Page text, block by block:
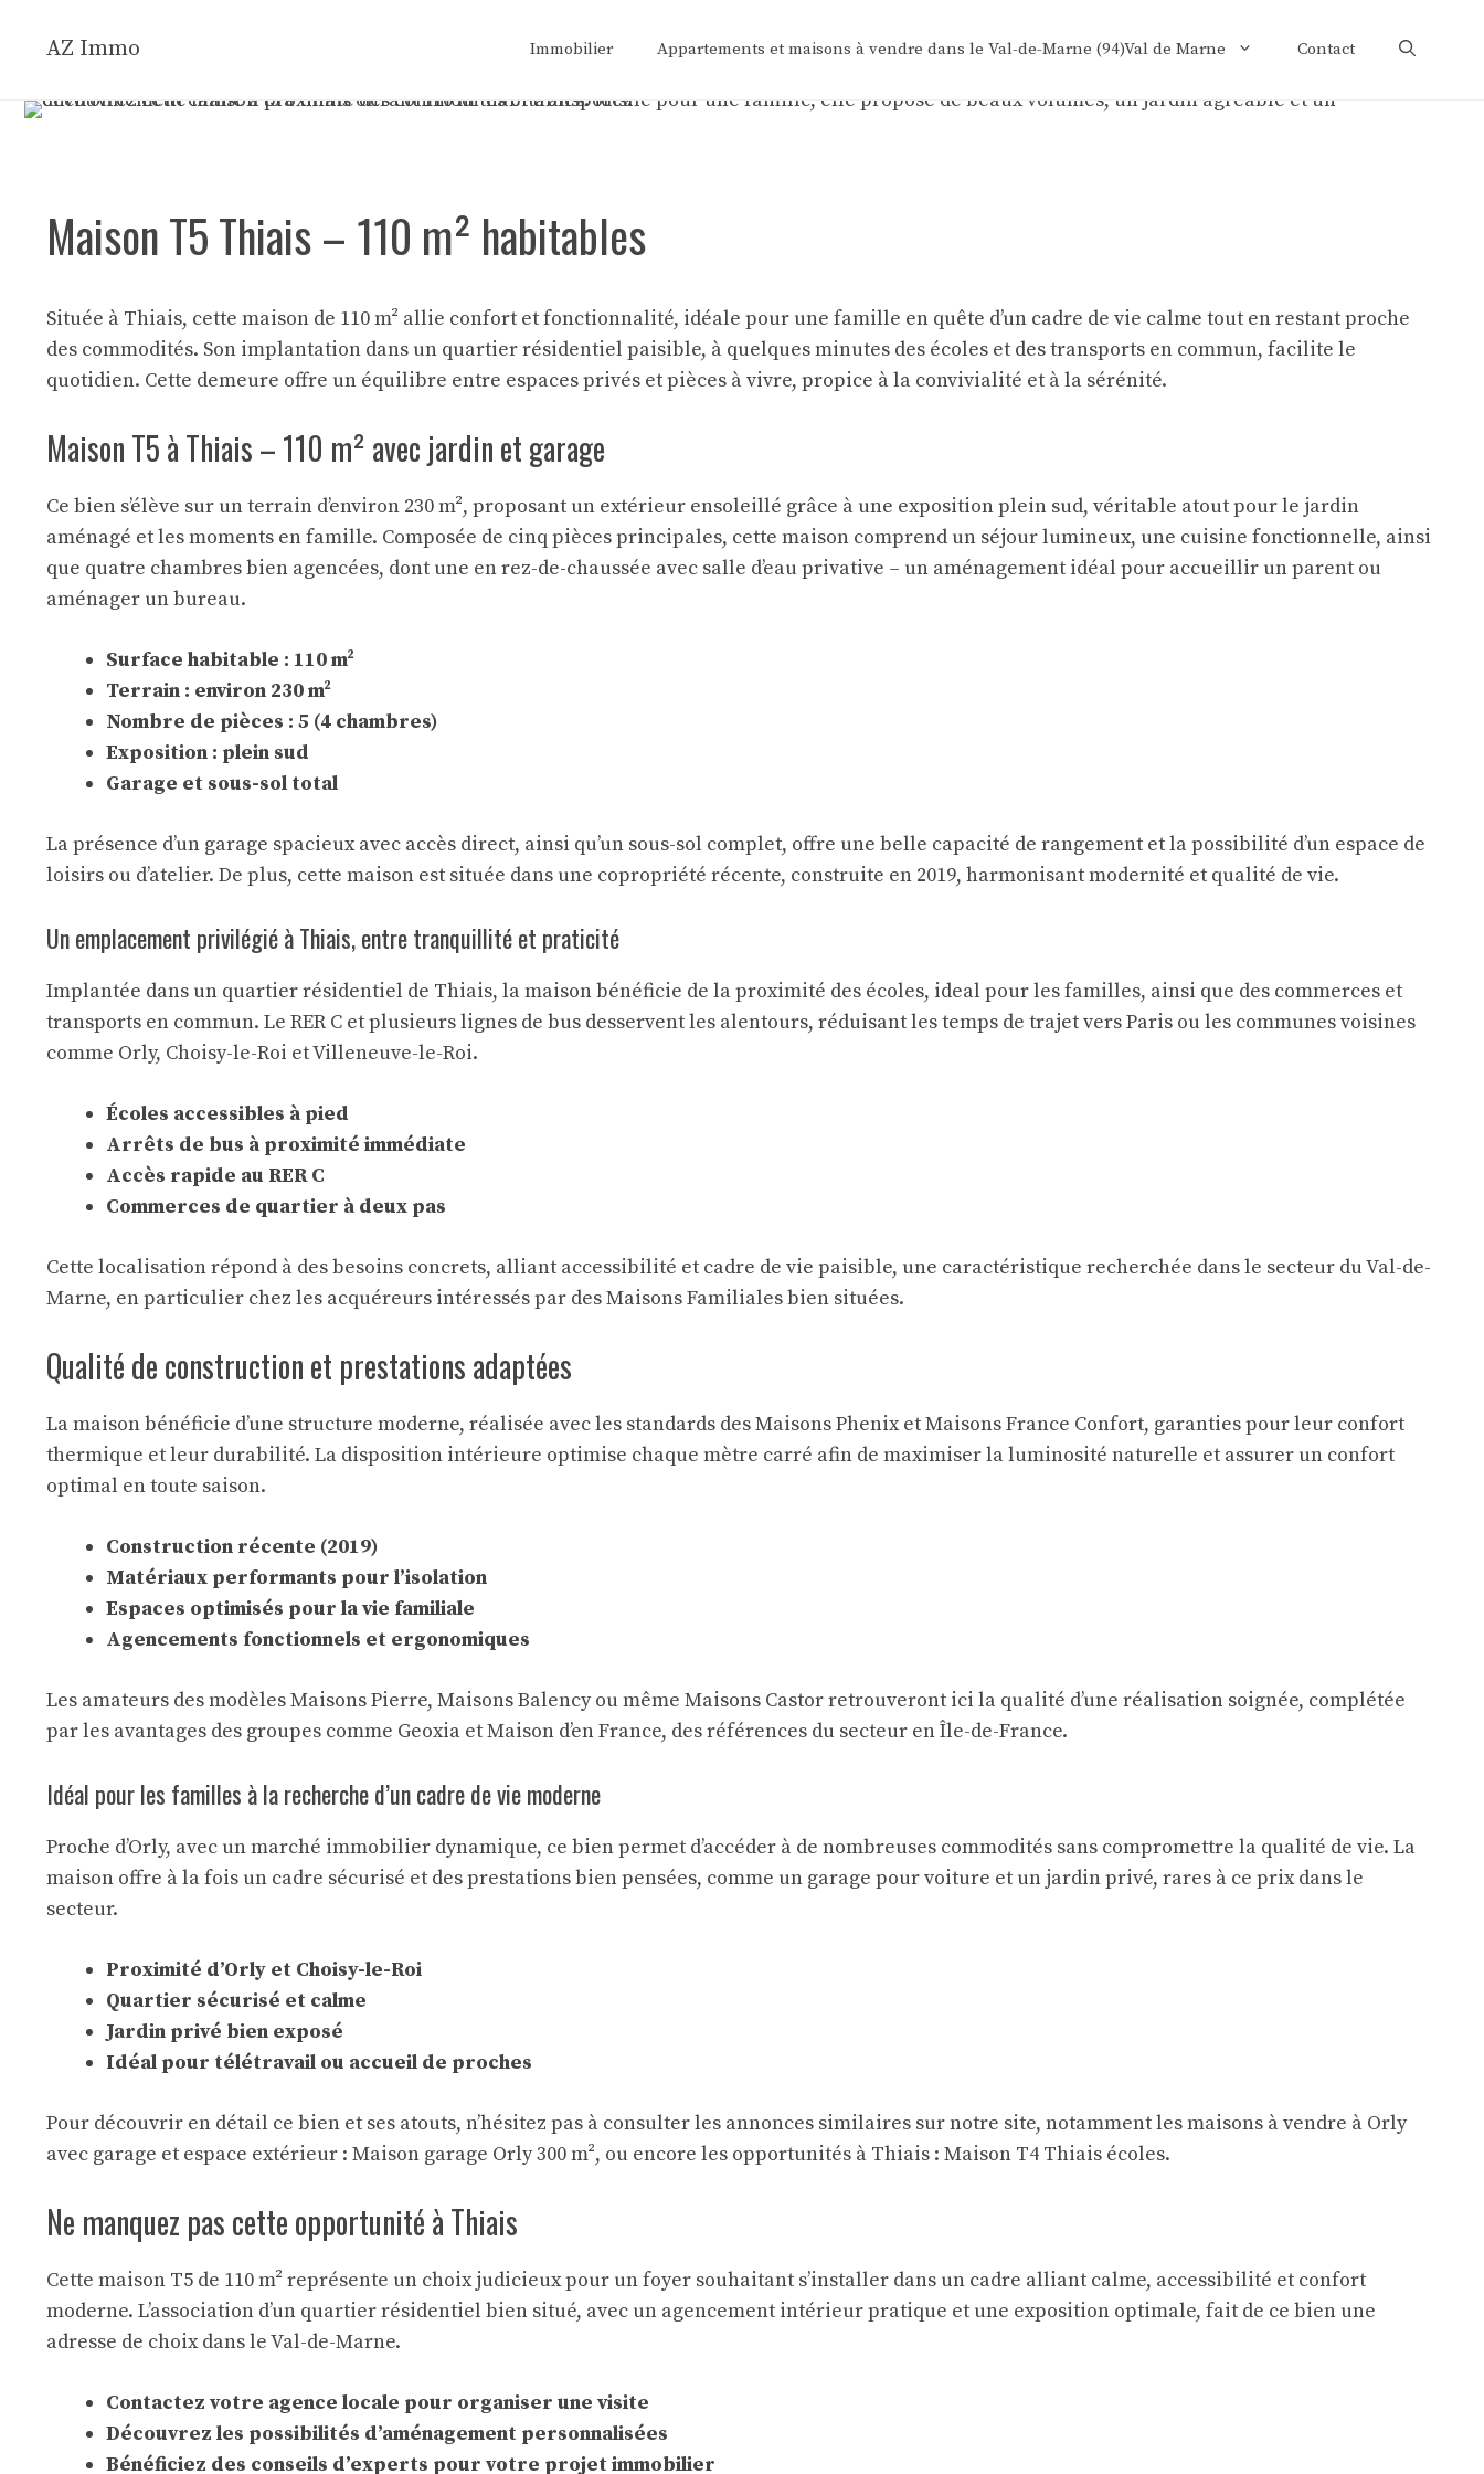
AZ Immo Immobilier Appartements et maisons à vendre dans le Val-de-Marne (94)Val de Marne Contact
Maison T5 Thiais – 110 m² habitables
Située à Thiais, cette maison de 110 m² allie confort et fonctionnalité, idéale pour une famille en quête d’un cadre de vie calme tout en restant proche
des commodités. Son implantation dans un quartier résidentiel paisible, à quelques minutes des écoles et des transports en commun, facilite le
quotidien. Cette demeure offre un équilibre entre espaces privés et pièces à vivre, propice à la convivialité et à la sérénité.
Maison T5 à Thiais – 110 m² avec jardin et garage
Ce bien s’élève sur un terrain d’environ 230 m², proposant un extérieur ensoleillé grâce à une exposition plein sud, véritable atout pour le jardin
aménagé et les moments en famille. Composée de cinq pièces principales, cette maison comprend un séjour lumineux, une cuisine fonctionnelle, ainsi
que quatre chambres bien agencées, dont une en rez-de-chaussée avec salle d’eau privative – un aménagement idéal pour accueillir un parent ou
aménager un bureau.
Surface habitable : 110 m²
Terrain : environ 230 m²
Nombre de pièces : 5 (4 chambres)
Exposition : plein sud
Garage et sous-sol total
La présence d’un garage spacieux avec accès direct, ainsi qu’un sous-sol complet, offre une belle capacité de rangement et la possibilité d’un espace de
loisirs ou d’atelier. De plus, cette maison est située dans une copropriété récente, construite en 2019, harmonisant modernité et qualité de vie.
Un emplacement privilégié à Thiais, entre tranquillité et praticité
Implantée dans un quartier résidentiel de Thiais, la maison bénéficie de la proximité des écoles, ideal pour les familles, ainsi que des commerces et
transports en commun. Le RER C et plusieurs lignes de bus desservent les alentours, réduisant les temps de trajet vers Paris ou les communes voisines
comme Orly, Choisy-le-Roi et Villeneuve-le-Roi.
Écoles accessibles à pied
Arrêts de bus à proximité immédiate
Accès rapide au RER C
Commerces de quartier à deux pas
Cette localisation répond à des besoins concrets, alliant accessibilité et cadre de vie paisible, une caractéristique recherchée dans le secteur du Val-de-
Marne, en particulier chez les acquéreurs intéressés par des Maisons Familiales bien situées.
Qualité de construction et prestations adaptées
La maison bénéficie d’une structure moderne, réalisée avec les standards des Maisons Phenix et Maisons France Confort, garanties pour leur confort
thermique et leur durabilité. La disposition intérieure optimise chaque mètre carré afin de maximiser la luminosité naturelle et assurer un confort
optimal en toute saison.
Construction récente (2019)
Matériaux performants pour l’isolation
Espaces optimisés pour la vie familiale
Agencements fonctionnels et ergonomiques
Les amateurs des modèles Maisons Pierre, Maisons Balency ou même Maisons Castor retrouveront ici la qualité d’une réalisation soignée, complétée
par les avantages des groupes comme Geoxia et Maison d’en France, des références du secteur en Île-de-France.
Idéal pour les familles à la recherche d’un cadre de vie moderne
Proche d’Orly, avec un marché immobilier dynamique, ce bien permet d’accéder à de nombreuses commodités sans compromettre la qualité de vie. La
maison offre à la fois un cadre sécurisé et des prestations bien pensées, comme un garage pour voiture et un jardin privé, rares à ce prix dans le
secteur.
Proximité d’Orly et Choisy-le-Roi
Quartier sécurisé et calme
Jardin privé bien exposé
Idéal pour télétravail ou accueil de proches
Pour découvrir en détail ce bien et ses atouts, n’hésitez pas à consulter les annonces similaires sur notre site, notamment les maisons à vendre à Orly
avec garage et espace extérieur : Maison garage Orly 300 m², ou encore les opportunités à Thiais : Maison T4 Thiais écoles.
Ne manquez pas cette opportunité à Thiais
Cette maison T5 de 110 m² représente un choix judicieux pour un foyer souhaitant s’installer dans un cadre alliant calme, accessibilité et confort
moderne. L’association d’un quartier résidentiel bien situé, avec un agencement intérieur pratique et une exposition optimale, fait de ce bien une
adresse de choix dans le Val-de-Marne.
Contactez votre agence locale pour organiser une visite
Découvrez les possibilités d’aménagement personnalisées
Bénéficiez des conseils d’experts pour votre projet immobilier